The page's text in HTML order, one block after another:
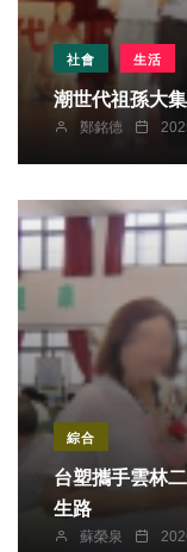
社會 生活
鄭銘德
綜合
台塑攜手雲林
生路
蘇榮泉